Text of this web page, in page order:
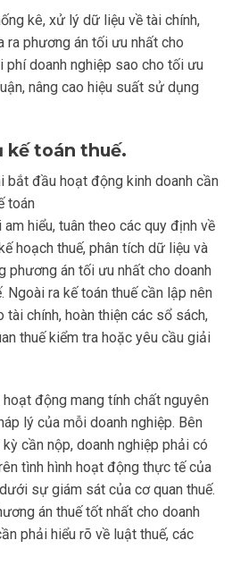
kê, xử lý dữ liệu về tài chính,
ra phương án tối ưu nhất cho
phí doanh nghiệp sao cho tối ưu
nâng cao hiệu suất sử dụng
kế toán thuế.
bắt đầu hoạt động kinh doanh cần
toán
hiểu, tuân theo các quy định về
hoạch thuế, phân tích dữ liệu và
phương án tối ưu nhất cho doanh
Ngoài ra kế toán thuế cần lập nên
tài chính, hoàn thiện các sổ sách,
thuế kiểm tra hoặc yêu cầu giải
động mang tính chất nguyên
lý của mỗi doanh nghiệp. Bên
cần nộp, doanh nghiệp phải có
tình hình hoạt động thực tế của
sự giám sát của cơ quan thuế.
án thuế tốt nhất cho doanh
phải hiểu rõ về luật thuế, các